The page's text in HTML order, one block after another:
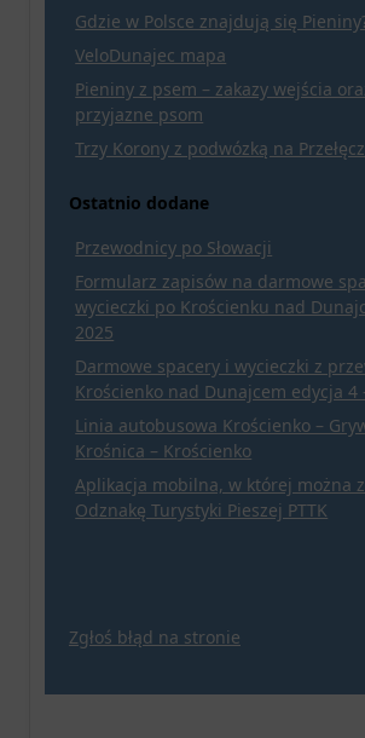
Gdzie w Polsce znajdują się
VeloDunajec mapa
Pieniny z psem – zakazy wejścia
przyjazne psom
Trzy Korony z podwózką na
Ostatnio dodane
Przewodnicy po Słowacji
Formularz zapisów na darmowe
wycieczki po Krościenku nad
2025
Darmowe spacery i wycieczki z
Krościenko nad Dunajcem edycja 4
Linia autobusowa Krościenko –
Krośnica – Krościenko
Aplikacja mobilna, w której można
Odznakę Turystyki Pieszej PTTK
Zgłoś błąd na stronie